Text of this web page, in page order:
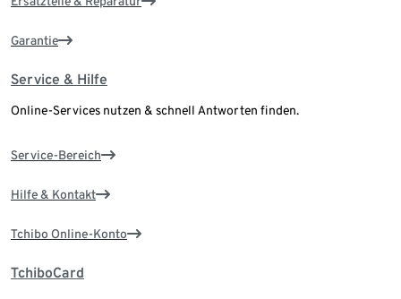
Garantie
Service & Hilfe
Online-Services nutzen & schnell Antworten finden.
Service-Bereich
Hilfe & Kontakt
Tchibo Online-Konto
TchiboCard